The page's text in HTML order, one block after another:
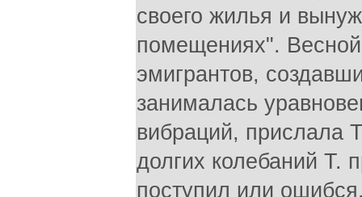
своего жилья и
помещениях".
эмигрантов,
занималась
вибраций, прислала
долгих колебаний Т.
поступил или